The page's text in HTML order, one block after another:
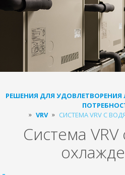
РЕШЕНИЯ ДЛЯ
VRV
СИСТЕМА VRV С
Система